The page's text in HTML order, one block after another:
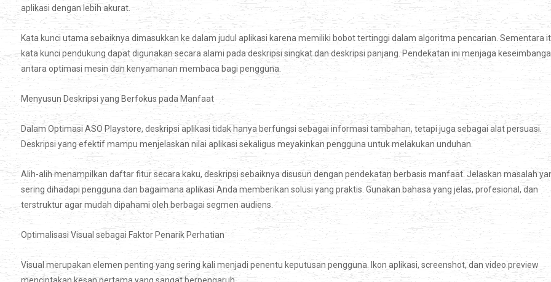
aplikasi dengan lebih akurat.
Kata kunci utama sebaiknya dimasukkan ke dalam judul aplikasi karena memiliki bobot tertinggi dalam algoritma pencarian. Sementara
kata kunci pendukung dapat digunakan secara alami pada deskripsi singkat dan deskripsi panjang. Pendekatan ini menjaga
antara optimasi mesin dan kenyamanan membaca bagi pengguna.
Menyusun Deskripsi yang Berfokus pada Manfaat
Dalam Optimasi ASO Playstore, deskripsi aplikasi tidak hanya berfungsi sebagai informasi tambahan, tetapi juga sebagai alat persuasi.
Deskripsi yang efektif mampu menjelaskan nilai aplikasi sekaligus meyakinkan pengguna untuk melakukan unduhan.
Alih-alih menampilkan daftar fitur secara kaku, deskripsi sebaiknya disusun dengan pendekatan berbasis manfaat. Jelaskan masalah
sering dihadapi pengguna dan bagaimana aplikasi Anda memberikan solusi yang praktis. Gunakan bahasa yang jelas, profesional, dan
terstruktur agar mudah dipahami oleh berbagai segmen audiens.
Optimalisasi Visual sebagai Faktor Penarik Perhatian
Visual merupakan elemen penting yang sering kali menjadi penentu keputusan pengguna. Ikon aplikasi, screenshot, dan video preview